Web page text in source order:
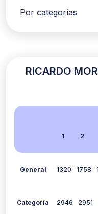
Por categorías
RICARDO
1
2
General 1320 1758
Categoría 2946 2951